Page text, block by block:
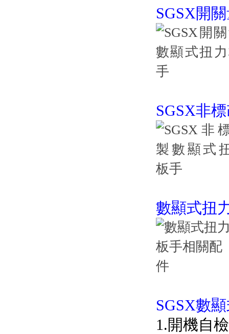
SGSX開
SGSX非
數顯式扭
SGSX數顯
1.開機自檢